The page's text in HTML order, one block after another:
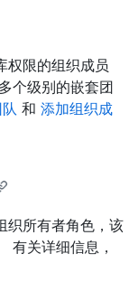
权限的组织成员
个级别的嵌套团
和 添加组织成
织所有者角色，该
有关详细信息，